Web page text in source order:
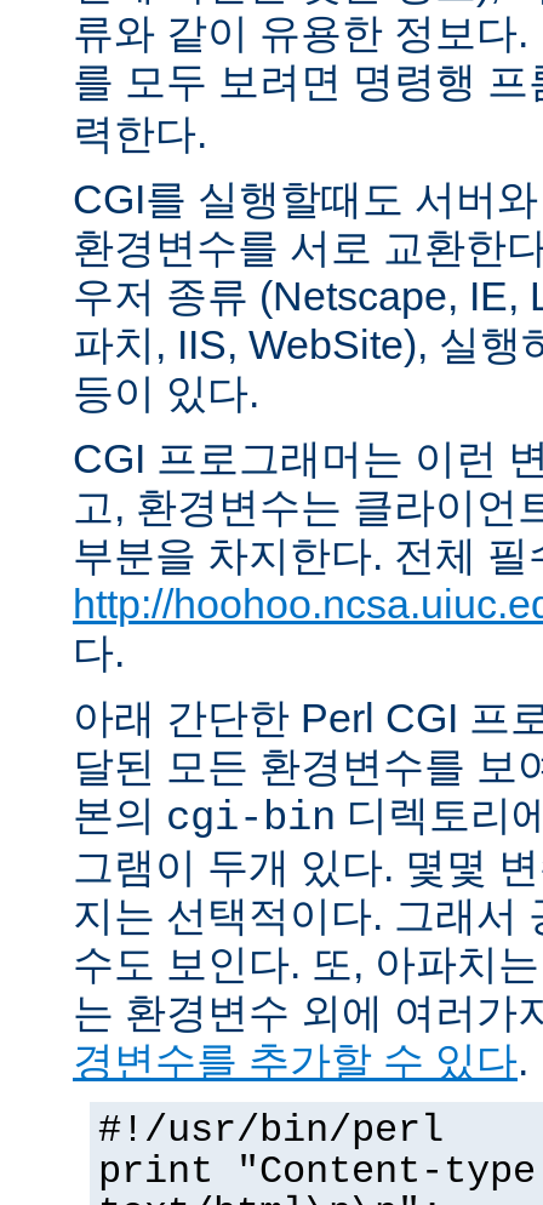
류와 같이 유용한 정보다
를 모두 보려면 명령행
력한다.
CGI를 실행할때도 서버
환경변수를 서로 교환한
우저 종류 (Netscape, IE,
파치, IIS, WebSite), 실행
등이 있다.
CGI 프로그래머는 이런
고, 환경변수는 클라이언
부분을 차지한다. 전체
http://
다.
아래 간단한 Perl CGI 프
달된 모든 환경변수를 보
본의 cgi-bin 디렉토리
그램이 두개 있다. 몇몇
지는 선택적이다. 그래서
수도 보인다. 또, 아파치
는 환경변수 외에 여러가
경변수를 추가할 수 있다.
#!/usr/bin/perl
print "Content-